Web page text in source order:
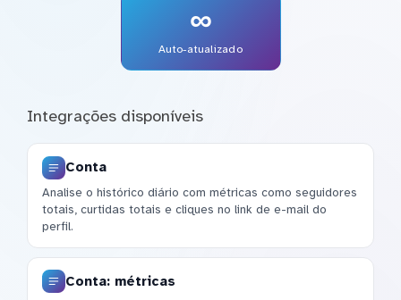
∞
Auto-atualizado
Integrações disponíveis
Conta
Analise o histórico diário com métricas como seguidores
totais, curtidas totais e cliques no link de e-mail do
perfil.
Conta: métricas